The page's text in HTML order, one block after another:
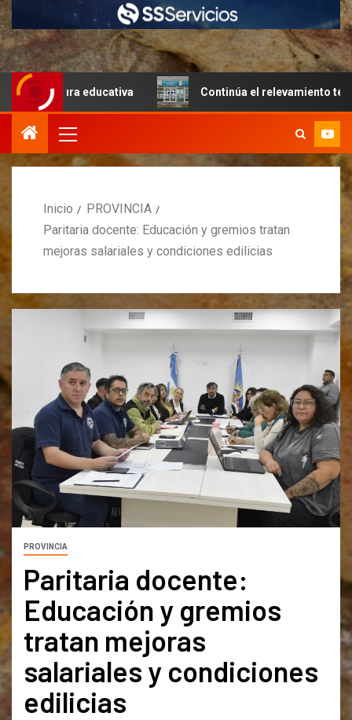
educativa Continúa el relevamiento técnico en
Inicio
PROVINCIA
Paritaria docente: Educación y gremios tratan
mejoras salariales y condiciones edilicias
PROVINCIA
Paritaria docente:
Educación y gremios
tratan mejoras
salariales y condiciones
edilicias